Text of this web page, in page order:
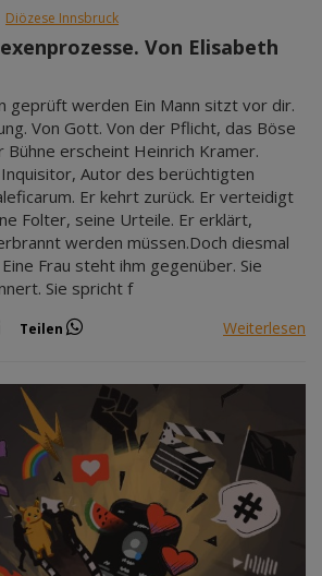
Diözese Innsbruck
Von Elisabeth
geprüft werden Ein Mann sitzt vor dir.
Von Gott. Von der Pflicht, das Böse
erscheint Heinrich Kramer.
Autor des berüchtigten
Er kehrt zurück. Er verteidigt
Folter, seine Urteile. Er erklärt,
werden müssen.Doch diesmal
Frau steht ihm gegenüber. Sie
Sie spricht f
Teilen Weiterlesen